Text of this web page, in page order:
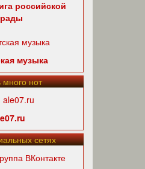
российской
музыка
нот
сетях